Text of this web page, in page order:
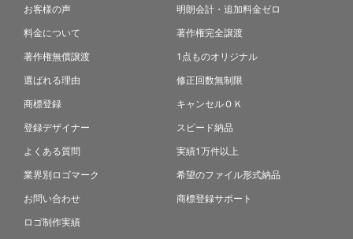
お客様の声
料金について
著作権無償譲渡
選ばれる理由
商標登録
登録デザイナー
よくある質問
業界別ロゴマーク
お問い合わせ
ロゴ制作実績
明朗会計・追加料金ゼロ
著作権完全譲渡
1点ものオリジナル
修正回数無制限
キャンセルＯＫ
スピード納品
実績1万件以上
希望のファイル形式納品
商標登録サポート